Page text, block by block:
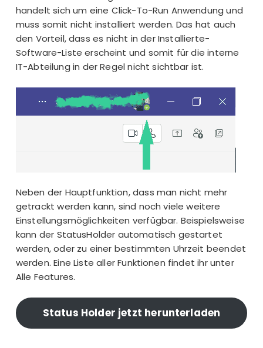
handelt sich um eine Click-To-Run Anwendung und
muss somit nicht installiert werden. Das hat auch
den Vorteil, dass es nicht in der Installierte-
Software-Liste erscheint und somit für die interne
IT-Abteilung in der Regel nicht sichtbar ist.
Neben der Hauptfunktion, dass man nicht mehr
getrackt werden kann, sind noch viele weitere
Einstellungsmöglichkeiten verfügbar. Beispielsweise
kann der StatusHolder automatisch gestartet
werden, oder zu einer bestimmten Uhrzeit beendet
werden. Eine Liste aller Funktionen findet ihr unter
Alle Features.
Status Holder jetzt herunterladen